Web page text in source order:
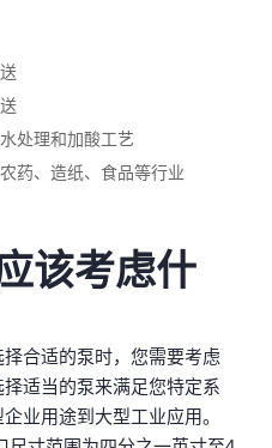
处理和加酸工艺
药、造纸、食品等行业
该考虑什
合适的泵时，您需要考虑
适当的泵来满足您特定系
业用途到大型工业应用。